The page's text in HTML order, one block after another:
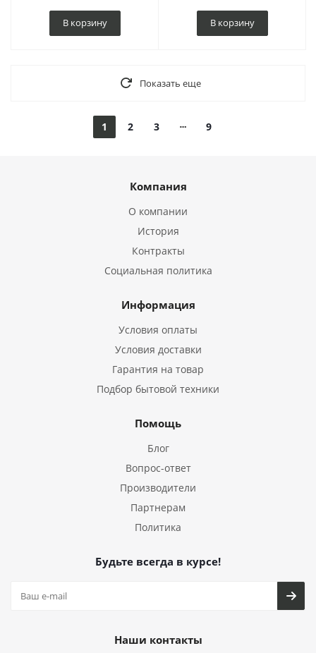
В корзину В корзину
Показать еще
1 2 3 9
Компания
О компании
История
Контракты
Социальная политика
Информация
Условия оплаты
Условия доставки
Гарантия на товар
Подбор бытовой техники
Помощь
Блог
Вопрос-ответ
Производители
Партнерам
Политика
Будьте всегда в курсе!
Наши контакты